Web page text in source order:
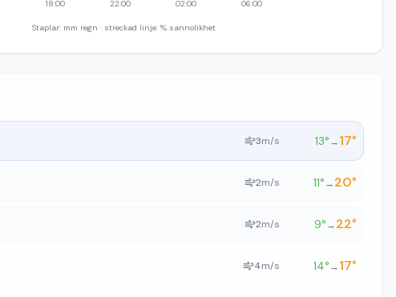
18:00 22:00 02:00 06:00
Staplar: mm regn · streckad linje: % sannolikhet
3m/s 13°→17°
2m/s 11°→20°
2m/s 9°→22°
4m/s 14°→17°